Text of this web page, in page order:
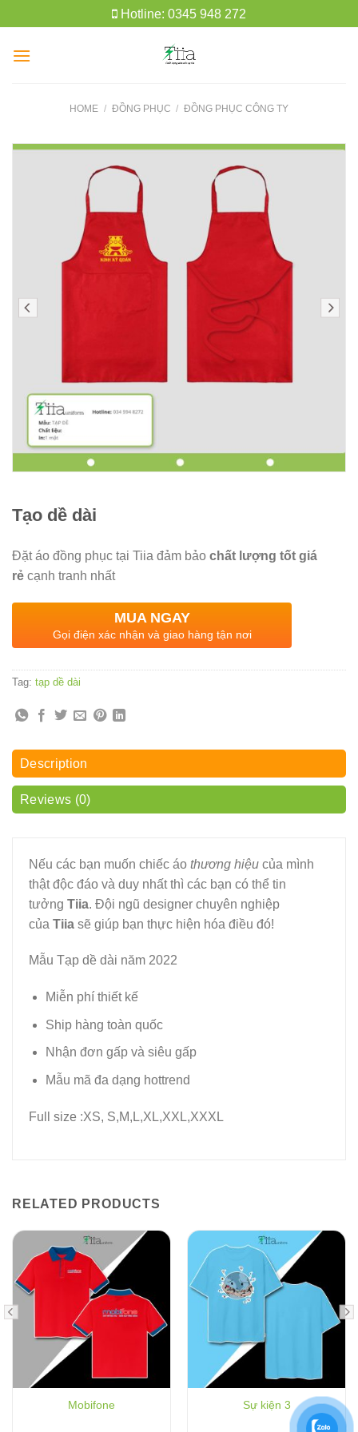
to
content
Hotline: 0345 948 272
HOME / ĐỒNG PHỤC / ĐỒNG PHỤC CÔNG TY
Tạo dề dài
Đặt áo đồng phục tại Tiia đảm bảo chất lượng tốt giá
rẻ cạnh tranh nhất
MUA NGAY
Gọi điện xác nhận và giao hàng tận nơi
Tag: tạp dề dài
Description
Reviews (0)
Nếu các bạn muốn chiếc áo thương hiệu của mình
thật độc đáo và duy nhất thì các bạn có thể tin
tưởng Tiia. Đội ngũ designer chuyên nghiệp
của Tiia sẽ giúp bạn thực hiện hóa điều đó!
Mẫu Tạp dề dài năm 2022
Miễn phí thiết kế
Ship hàng toàn quốc
Nhận đơn gấp và siêu gấp
Mẫu mã đa dạng hottrend
Full size :XS, S,M,L,XL,XXL,XXXL
RELATED PRODUCTS
Mobifone Sự kiện 3